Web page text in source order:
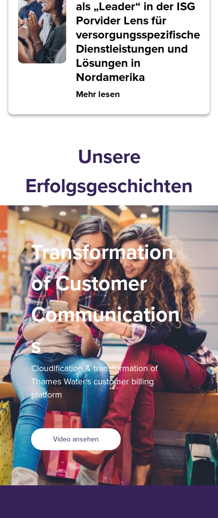
als „Leader“ in der ISG
Porvider Lens für
versorgungsspezifische
Dienstleistungen und
Lösungen in
Nordamerika
Mehr lesen
Unsere
Erfolgsgeschichten
Transformation
of Customer
Communication
s
Cloudification & transformation of
Thames Water’s customer billing
platform
Video ansehen